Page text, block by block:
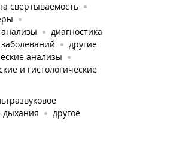
свертываемость
диагностика
другие
анализы
и гистологические
дыхания
другое